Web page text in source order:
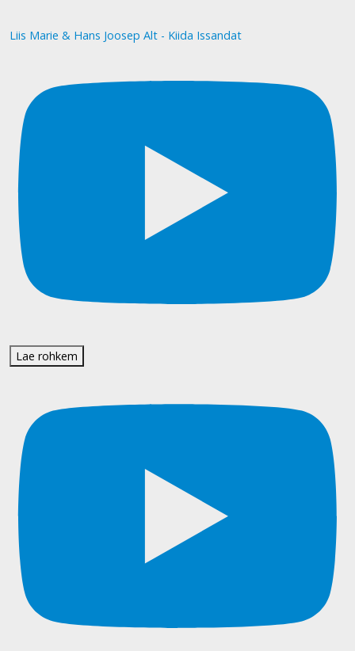
Liis Marie & Hans Joosep Alt - Kiida Issandat
Lae rohkem